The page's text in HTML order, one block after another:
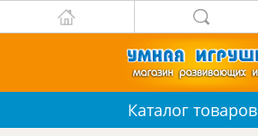
Каталог товаров